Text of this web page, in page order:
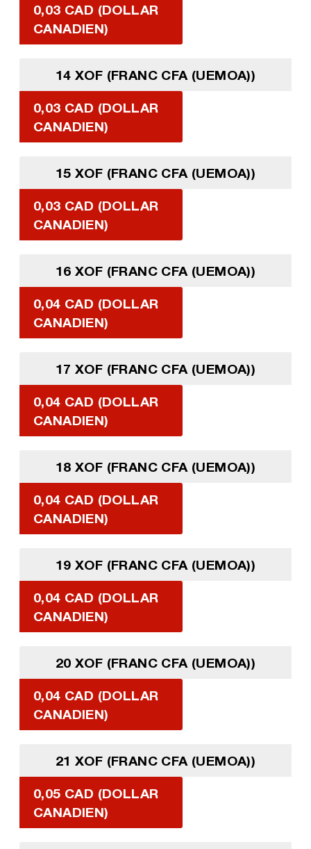
0,03 CAD (DOLLAR
CANADIEN)
14 XOF (FRANC CFA (UEMOA))
0,03 CAD (DOLLAR
CANADIEN)
15 XOF (FRANC CFA (UEMOA))
0,03 CAD (DOLLAR
CANADIEN)
16 XOF (FRANC CFA (UEMOA))
0,04 CAD (DOLLAR
CANADIEN)
17 XOF (FRANC CFA (UEMOA))
0,04 CAD (DOLLAR
CANADIEN)
18 XOF (FRANC CFA (UEMOA))
0,04 CAD (DOLLAR
CANADIEN)
19 XOF (FRANC CFA (UEMOA))
0,04 CAD (DOLLAR
CANADIEN)
20 XOF (FRANC CFA (UEMOA))
0,04 CAD (DOLLAR
CANADIEN)
21 XOF (FRANC CFA (UEMOA))
0,05 CAD (DOLLAR
CANADIEN)